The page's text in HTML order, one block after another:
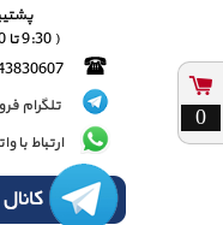
( 9:30 تا 13:30 - 15:30 تا 20:30 )
تلگرام
ارتباط با
0